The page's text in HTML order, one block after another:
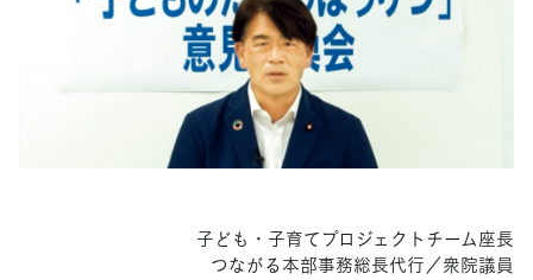
子ども・子育てプロジェクトチーム座長
つながる本部事務総長代行／衆院議員